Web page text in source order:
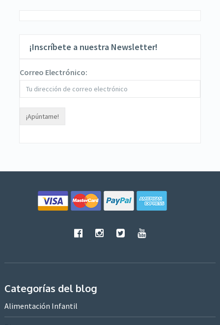
¡Inscríbete a nuestra Newsletter!
Correo Electrónico:
Categorías del blog
Alimentación Infantil